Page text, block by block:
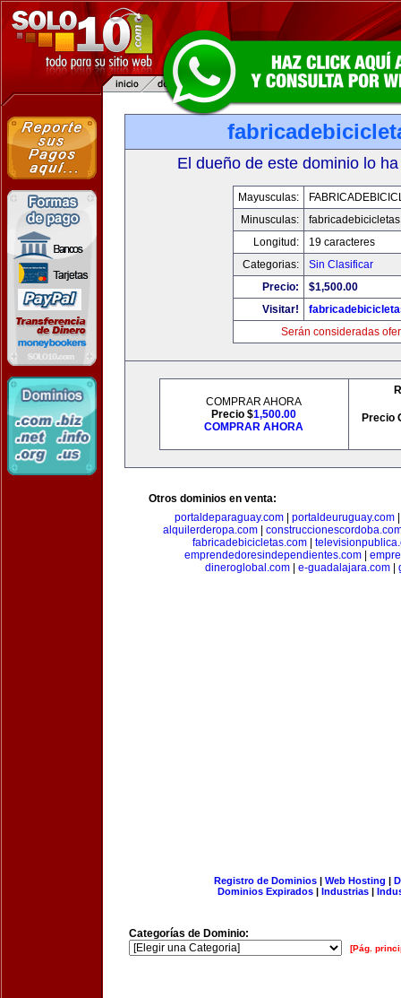
El dueño de este dominio lo
Mayusculas:
Minusculas:
Longitud:
19 caracteres
Categorias:
Sin Clasificar
Precio:
$1,500.00
Visitar!
Serán consideradas
COMPRAR AHORA
Precio $1,500.00
COMPRAR AHORA
Precio
Otros dominios en venta:
portaldeparaguay.com| portaldeuruguay.com
alquilerderopa.com|
fabricadebicicletas.com
emprendedoresindependientes.com|
dineroglobal.com
e-guadalajara.com
Registro de Dominios| Web Hosting |
Dominios Expirados | Industrias |
Categorías de Dominio:
[Pág.